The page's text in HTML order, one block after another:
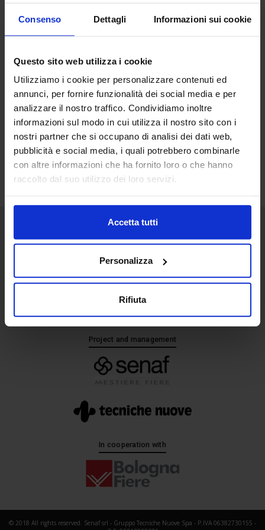
Consenso Dettagli Informazioni sui cookie
Questo sito web utilizza i cookie
Utilizziamo i cookie per personalizzare contenuti ed
annunci, per fornire funzionalità dei social media e per
analizzare il nostro traffico. Condividiamo inoltre
informazioni sul modo in cui utilizza il nostro sito con i
nostri partner che si occupano di analisi dei dati web,
pubblicità e social media, i quali potrebbero combinarle
con altre informazioni che ha fornito loro o che hanno
raccolto dal suo utilizzo dei loro servizi.
Accetta tutti
Personalizza
Rifiuta
Senaf srl
+ 39 051.325511
+ 39 02.332039460
Project and management
In cooperation with
© 2018 All rights reserved. Senaf srl - Gruppo Tecniche Nuove Spa - P.IVA 06382730155 -